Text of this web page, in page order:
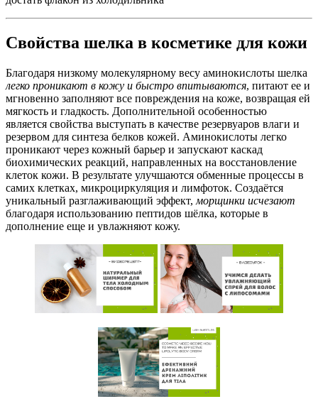
Свойства шелка в косметике для кожи
Благодаря низкому молекулярному весу аминокислоты шелка
легко проникают в кожу и быстро впитываются, питают ее и
мгновенно заполняют все повреждения на коже, возвращая ей
мягкость и гладкость. Дополнительной особенностью
является свойства выступать в качестве резервуаров влаги и
резервом для синтеза белков кожей. Аминокислоты легко
проникают через кожный барьер и запускают каскад
биохимических реакций, направленных на восстановление
клеток кожи. В результате улучшаются обменные процессы в
самих клетках, микроциркуляция и лимфоток. Создаётся
уникальный разглаживающий эффект, морщинки исчезают
благодаря использованию пептидов шёлка, которые в
дополнение еще и увлажняют кожу.